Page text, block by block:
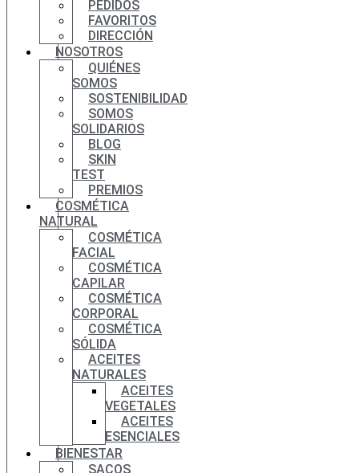
PEDIDOS
FAVORITOS
DIRECCIÓN
NOSOTROS
QUIÉNES
SOMOS
SOSTENIBILIDAD
SOMOS
SOLIDARIOS
BLOG
SKIN
TEST
PREMIOS
COSMÉTICA
NATURAL
COSMÉTICA
FACIAL
COSMÉTICA
CAPILAR
COSMÉTICA
CORPORAL
COSMÉTICA
SÓLIDA
ACEITES
NATURALES
ACEITES
VEGETALES
ACEITES
ESENCIALES
BIENESTAR
SACOS